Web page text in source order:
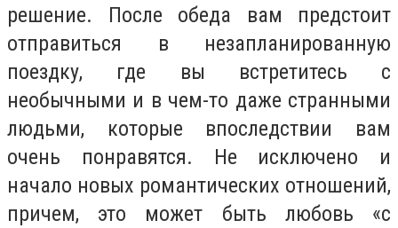
решение. После обеда вам предстоит
отправиться в незапланированную
поездку, где вы встретитесь с
необычными и в чем-то даже странными
людьми, которые впоследствии вам
очень понравятся. Не исключено и
начало новых романтических отношений,
причем, это может быть любовь «с